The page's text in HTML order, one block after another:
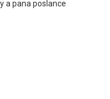
a pana poslance